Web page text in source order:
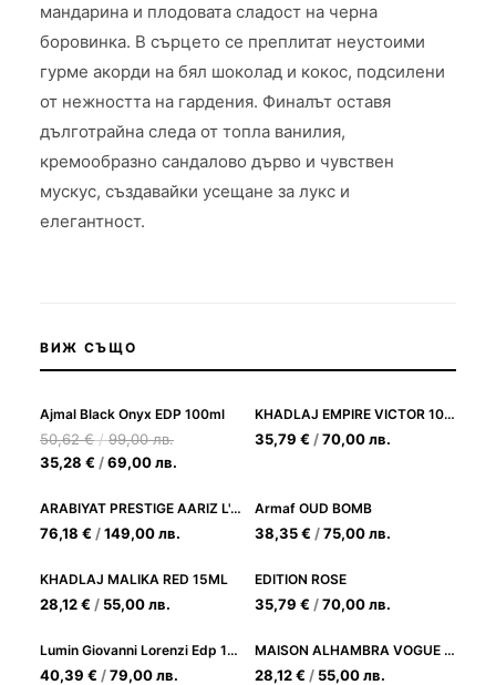
мандарина и плодовата сладост на черна
боровинка. В сърцето се преплитат неустоими
гурме акорди на бял шоколад и кокос, подсилени
от нежността на гардения. Финалът оставя
дълготрайна следа от топла ванилия,
кремообразно сандалово дърво и чувствен
мускус, създавайки усещане за лукс и
елегантност.
ВИЖ СЪЩО
Ajmal Black Onyx EDP 100ml
50,62€/99,00лв.
35,28 € /69,00лв.
KHADLAJ EMPIRE VICTOR 100ML
35,79 € /70,00лв.
ARABIYAT PRESTIGE AARIZ L'ABSOLU EDP 100ML
76,18 € /149,00лв.
Armaf OUD BOMB
38,35€ /75,00лв.
KHADLAJ MALIKA RED 15ML
28,12€ / 55,00лв.
EDITION ROSE
35,79 € /70,00лв.
Lumin Giovanni Lorenzi Edp 100ml
40,39 € /79,00лв.
MAISON ALHAMBRA VOGUE ROUGE
28,12€ / 55,00лв.